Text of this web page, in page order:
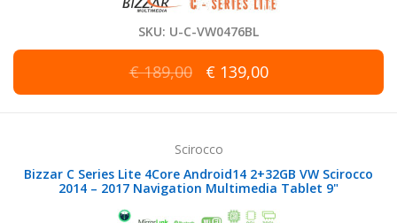
SKU: U-C-VW0476BL
€ 189,00 € 139,00
Scirocco
Bizzar C Series Lite 4Core Android14 2+32GB VW Scirocco
2014 – 2017 Navigation Multimedia Tablet 9"